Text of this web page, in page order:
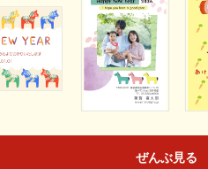
ぜんぶ見る